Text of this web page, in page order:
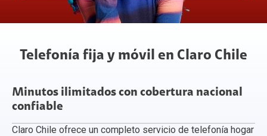
Telefonía fija y móvil en Claro Chile
Minutos ilimitados con cobertura nacional
confiable
Claro Chile ofrece un completo servicio de telefonía hogar